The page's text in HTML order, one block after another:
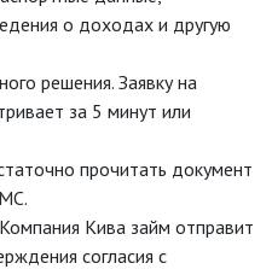
о доходах и другую
решения. Заявку на
за 5 минут или
прочитать документ
Кива займ отправит
согласия с